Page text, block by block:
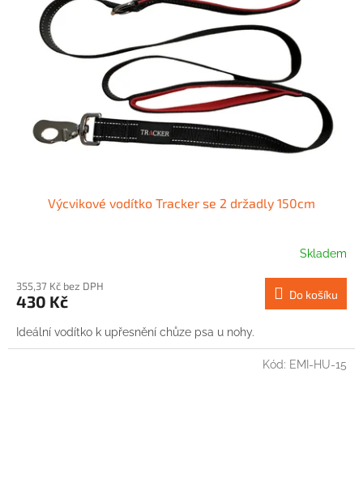
Výcvikové vodítko Tracker se 2 držadly 150cm
Skladem
355,37 Kč bez DPH
430 Kč Do košíku
Ideální vodítko k upřesnění chůze psa u nohy.
Kód: EMI-HU-15